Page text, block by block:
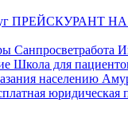
ПРЕЙСКУРАНТ
Санпросветработа
Школа для
населению
юридическая